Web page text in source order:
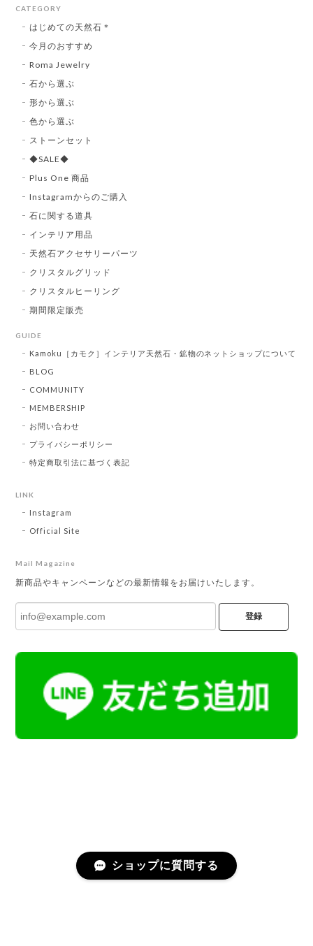
CATEGORY
はじめての天然石＊
今月のおすすめ
Roma Jewelry
石から選ぶ
形から選ぶ
色から選ぶ
ストーンセット
◆SALE◆
Plus One 商品
Instagramからのご購入
石に関する道具
インテリア用品
天然石アクセサリーパーツ
クリスタルグリッド
クリスタルヒーリング
期間限定販売
GUIDE
Kamoku［カモク］インテリア天然石・鉱物のネットショップについて
BLOG
COMMUNITY
MEMBERSHIP
お問い合わせ
プライバシーポリシー
特定商取引法に基づく表記
LINK
Instagram
Official Site
Mail Magazine
新商品やキャンペーンなどの最新情報をお届けいたします。
登録
ショップに質問する